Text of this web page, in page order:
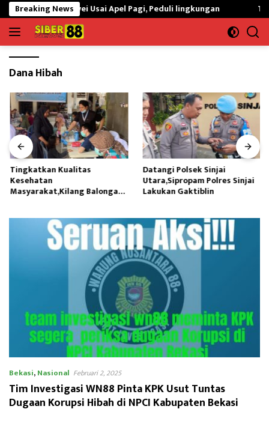
Langsung
ke
konten
Breaking News
Korvei Usai Apel Pagi, Peduli lingkungan
Dana Hibah
Tingkatkan Kualitas
Kesehatan
Masyarakat,Kilang Balongan
Datangi Polsek Sinjai
Utara,Sipropam Polres Sinjai
Lakukan Gaktiblin
Bekasi,Nasional Februari 2, 2025
Tim Investigasi WN88 Pinta KPK Usut Tuntas
Dugaan Korupsi Hibah di NPCI Kabupaten Bekasi